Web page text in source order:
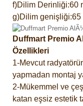
f)Dilim Derinliği:60
g)Dilim genişliği:65
Duffmart Premio
Özellikleri
1-Mevcut
yapmadan montaj
2-Mükemmel ve
katan eşsiz estetik